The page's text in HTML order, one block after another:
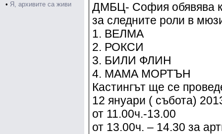
• Я, архивите са живи
ДМБЦ- София обявява
за следните роли в
1. ВЕЛМА
2. РОКСИ
3. БИЛИ ФЛИН
4. МАМА МОРТЪН
Кастингът ще се
12 януари ( събота)
от 11.00ч.-13.00
от 13.00ч. – 14.30 за